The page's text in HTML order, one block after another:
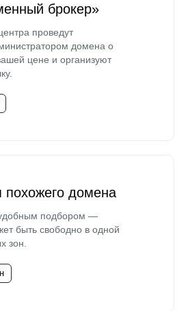
брокер»
проведут
домена о
цене и организуют
похожего домена
удобным подбором —
быть свободно в одной
зон.